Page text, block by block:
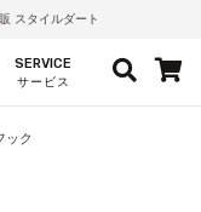
スタイルダート
SERVICE
サービス
ック